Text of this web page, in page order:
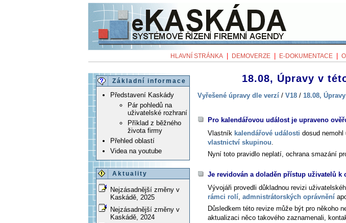
HLAVNÍ STRÁNKA DEMOVERZE E-DOKUMENTACE
Základní informace
Představení Kaskády
Pár pohledů na
uživatelské rozhraní
Příklad z běžného
života firmy
Přehled oblastí
Videa na youtube
Aktuality
Nejzásadnější změny v
Kaskádě, 2025
Nejzásadnější změny v
Kaskádě, 2024
18.08, Úpravy v
Vyřešené úpravy dle verzí / V18 / 18.08,
Pro kalendářovou událost je upraveno
Vlastník kalendářové události dosud
vlastnictví skupinou.
Nyní toto pravidlo neplatí, ochrana smazání
Je revidován a doladěn přístup uživatelů k
Vývojáři provedli důkladnou revizi
rámci rolí, admnistrátorských oprávnění
Důsledkem této revize může být pro někoho
aktualizaci něco takového zaznamenali,